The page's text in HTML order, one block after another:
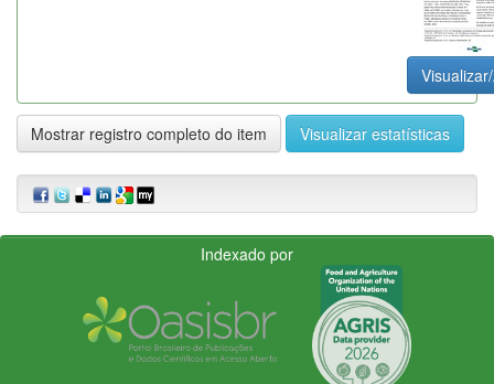
Mostrar registro completo do item Visualizar estatísticas
Indexado por